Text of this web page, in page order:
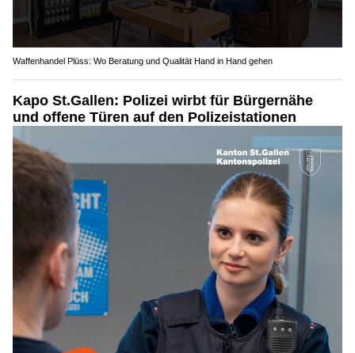
Waffenhandel Plüss: Wo Beratung und Qualität Hand in Hand gehen
Kapo St.Gallen: Polizei wirbt für Bürgernähe
und offene Türen auf den Polizeistationen